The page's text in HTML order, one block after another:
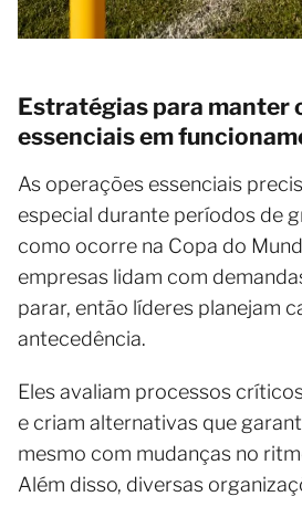
Estratégias para manter
essenciais em
As operações essenciais
especial durante períodos de
como ocorre na Copa do
empresas lidam com
parar, então líderes planejam
antecedência.
Eles avaliam processos
e criam alternativas que
mesmo com mudanças no
Além disso, diversas